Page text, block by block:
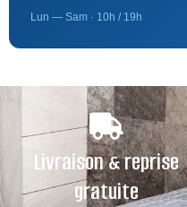
Lun — Sam · 10h / 19h
Livraison & reprise
gratuite